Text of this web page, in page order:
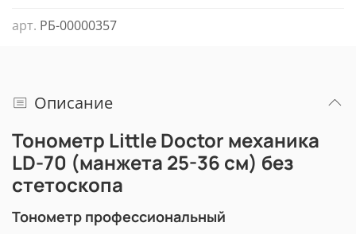
арт. РБ-00000357
Описание
Тонометр Little Doctor механика
LD-70 (манжета 25-36 см) без
стетоскопа
Тонометр профессиональный